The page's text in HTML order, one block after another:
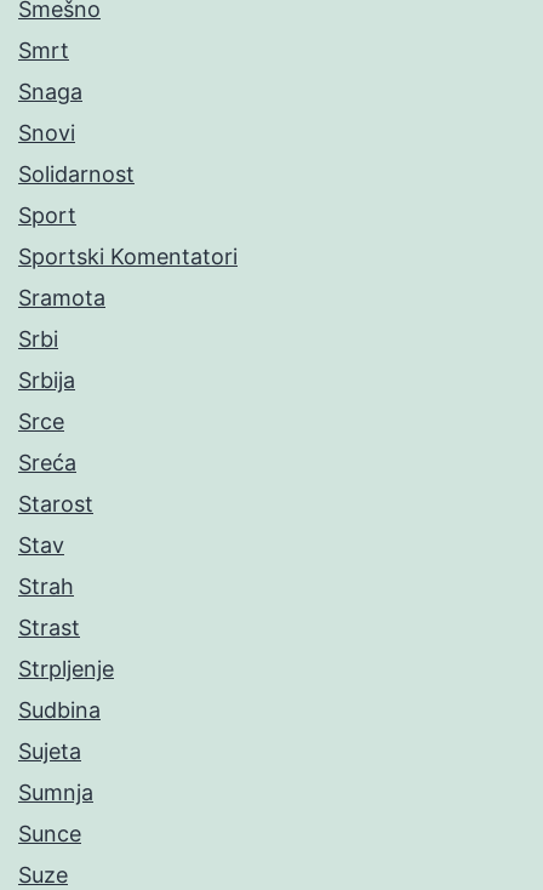
Smešno
Smrt
Snaga
Snovi
Solidarnost
Sport
Sportski Komentatori
Sramota
Srbi
Srbija
Srce
Sreća
Starost
Stav
Strah
Strast
Strpljenje
Sudbina
Sujeta
Sumnja
Sunce
Suze